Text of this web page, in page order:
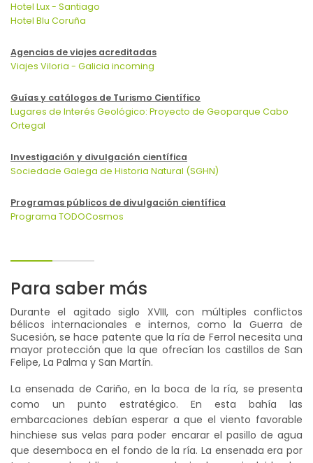
Hotel Lux - Santiago
Hotel Blu Coruña
Agencias de viajes acreditadas
Viajes Viloria - Galicia incoming
Guías y catálogos de Turismo Científico
Lugares de Interés Geológico: Proyecto de Geoparque Cabo
Ortegal
Investigación y divulgación científica
Sociedade Galega de Historia Natural (SGHN)
Programas públicos de divulgación científica
Programa TODOCosmos
Para saber más
Durante el agitado siglo XVIII, con múltiples conflictos
bélicos internacionales e internos, como la Guerra de
Sucesión, se hace patente que la ría de Ferrol necesita una
mayor protección que la que ofrecían los castillos de San
Felipe, La Palma y San Martín.
La ensenada de Cariño, en la boca de la ría, se presenta
como un punto estratégico. En esta bahía las
embarcaciones debían esperar a que el viento favorable
hinchiese sus velas para poder encarar el pasillo de agua
que desemboca en el fondo de la ría. La ensenada era por